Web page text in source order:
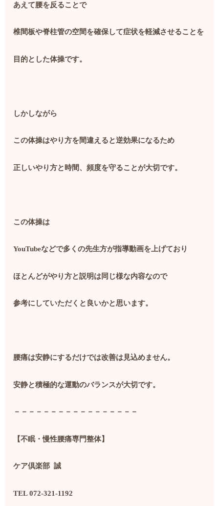
あえて腰を反ることで
椎間板や脊柱管の空間を確保して症状を軽減させることを
目的とした体操です。
しかしながら
この体操はやり方を間違えると逆効果になるため
正しいやり方と時間、頻度を守ることが大切です。
この体操は
YouTubeなどで多くの先生方が指導動画を上げており
ほとんどがやり方と説明は同じ様な内容なので
参考にしていただくと良いかと思います。
腰痛は安静にするだけでは改善は見込めません。
安静と積極的な運動のバランスが大切です。
－－－－－－－－－－－－－－－－－
【不眠・慢性腰痛専門整体】
ケア倶楽部 誠
TEL 072-321-1192